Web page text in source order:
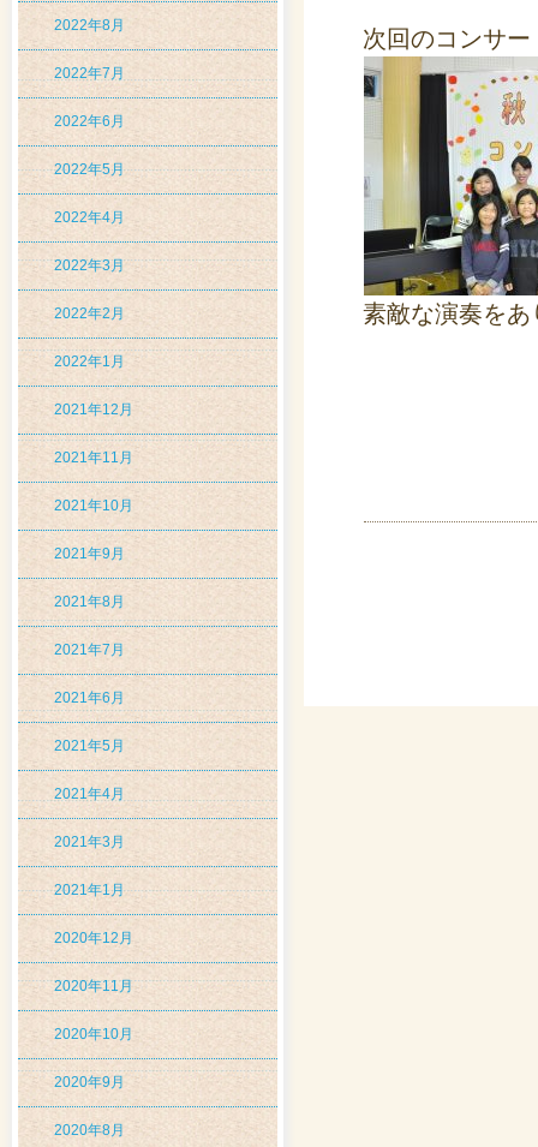
2022年8月
2022年7月
2022年6月
2022年5月
2022年4月
2022年3月
2022年2月
2022年1月
2021年12月
2021年11月
2021年10月
2021年9月
2021年8月
2021年7月
2021年6月
2021年5月
2021年4月
2021年3月
2021年1月
2020年12月
2020年11月
2020年10月
2020年9月
2020年8月
次回のコンサ
素敵な演奏を